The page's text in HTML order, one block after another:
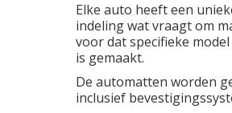
Elke auto heeft een
indeling wat vraagt om
voor dat specifieke
is gemaakt.
De automatten worden
inclusief